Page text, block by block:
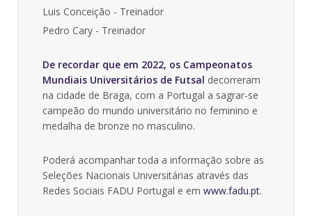
Luis Conceição - Treinador
Pedro Cary - Treinador
De recordar que em 2022, os Campeonatos
Mundiais Universitários de Futsal decorreram
na cidade de Braga, com a Portugal a sagrar-se
campeão do mundo universitário no feminino e
medalha de bronze no masculino.
Poderá acompanhar toda a informação sobre as
Seleções Nacionais Universitárias através das
Redes Sociais FADU Portugal e em www.fadu.pt.